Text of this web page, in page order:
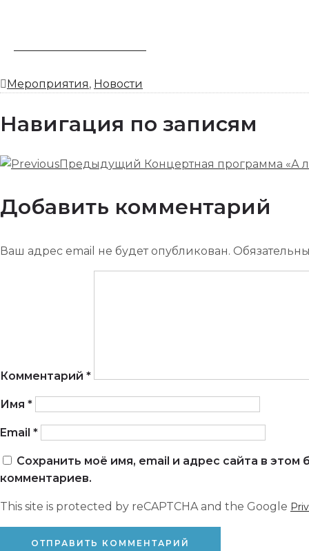
Мероприятия, Новости
Навигация по записям
Предыдущий Концертная программа «А
Добавить комментарий
Ваш адрес email не будет опубликован.
Комментарий *
Имя *
Email *
Сохранить моё имя, email и адрес сайта в
комментариев.
This site is protected by reCAPTCHA and the Google